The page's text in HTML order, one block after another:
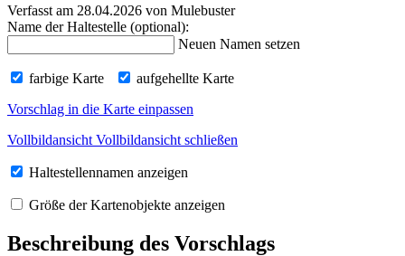
Verfasst am 28.04.2026 von Mulebuster
Name der Haltestelle (optional):
Neuen Namen setzen
farbige Karte
aufgehellte Karte
Vorschlag in die Karte einpassen
Vollbildansicht Vollbildansicht schließen
Haltestellennamen anzeigen
Größe der Kartenobjekte anzeigen
Beschreibung des Vorschlags